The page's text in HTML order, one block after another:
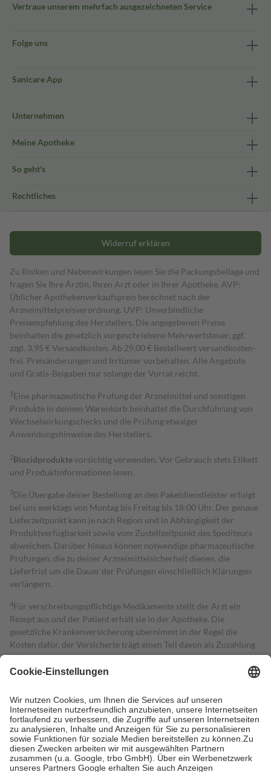
Vertraue unserem mehrfach ausgezeichneten Service
Folge uns
Sanicare App
Unternehmen
Meine Apotheke
So geht's
Rechtliches
Widerruf erklären
Zu Risiken und Nebenwirkungen lesen Sie die Packungsbeilage und
fragen Sie Ihre Ärztin, Ihren Arzt oder in Ihrer Apotheke. AVP:
Üblicher Apothekenverkaufspreis berechnet nach der
Arzneimittelpreisverordnung. UVP: Unverbindliche
Preisempfehlung des Herstellers. Die angegebenen Preise
beinhalten die gesetzlich vorgeschriebene Mehrwertsteuer, ggf.
zzgl. 3,95 € Versandkosten. Ab 29,00 € Bestell­wert versand­kosten­
frei. Preisänderungen und Irrtümer vorbehalten. Alle Angebote
und Gratis-Beigaben nur solange der Vorrat reicht.
1 Eine pharmazeutische Prüfung der Arzneimittel und sonstigen
Produkte in deinem Warenkorb beinhaltet die Durchführung von
Wechselwirkungschecks und die Prüfung etwaiger
Anwendungshinweise des Herstellers.
2Biozidproduktevorsichtig verwenden. Vor Gebrauch stets Etikett
und Produktinformationen lesen.
3Die Übergabe deiner Bestellung an den Paketdienstleister erfolgt
bei uns werktags von Montag bis Freitag bis 18:00 Uhr. Der genaue
Lieferzeitpunkt kann je nach Region und in Abhängigkeit der
Produktverfügbarkeit sowie vom Zustellzeitpunkt des Spediteurs
abweichen. Darüber hinaus können notwendige pharmazeutische
Prüfungen, die zu deiner Arzneimittelsicherheit dienen, die
Lieferfrist um die Dauer der Prüfungen einschließlich Klärungen
verlängern.
4Für verschreibungspflichtige Medikamente stellt der Arzt ein
Rezept aus und der Patient erhält sie in der Apotheke. Die
gesetzliche Krankenversicherung übernimmt in der Regel die
Kosten dafür, der Versicherte trägt einen Teil davon als Zuzahlung
mit.
Grundsätzlich leisten Mitglieder Zuzahlungen in Höhe von zehn
höchstens zehn Euro.
Es sind jedoch nie mehr als die tatsächlichen
Kosten der Leistung zu entrichten.
Diese Regeln gelten grundsätzlich auch für Online-Apotheken.
Bei Heilmitteln und häuslicher Krankenpflege beträgt die
Zuzahlung zehn Prozent der Kosten sowie zehn Euro je
Verordnung.